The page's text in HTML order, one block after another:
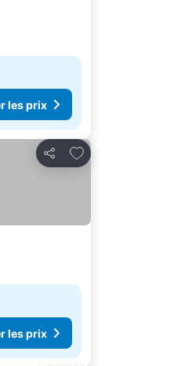
les prix
Partager
Ajouter à mes favoris
les prix